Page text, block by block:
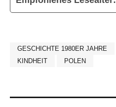
GESCHICHTE 1980ER JAHRE
KINDHEIT
POLEN